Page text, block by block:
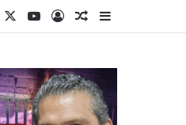
FacebookYou TubeAccediUn articolo a